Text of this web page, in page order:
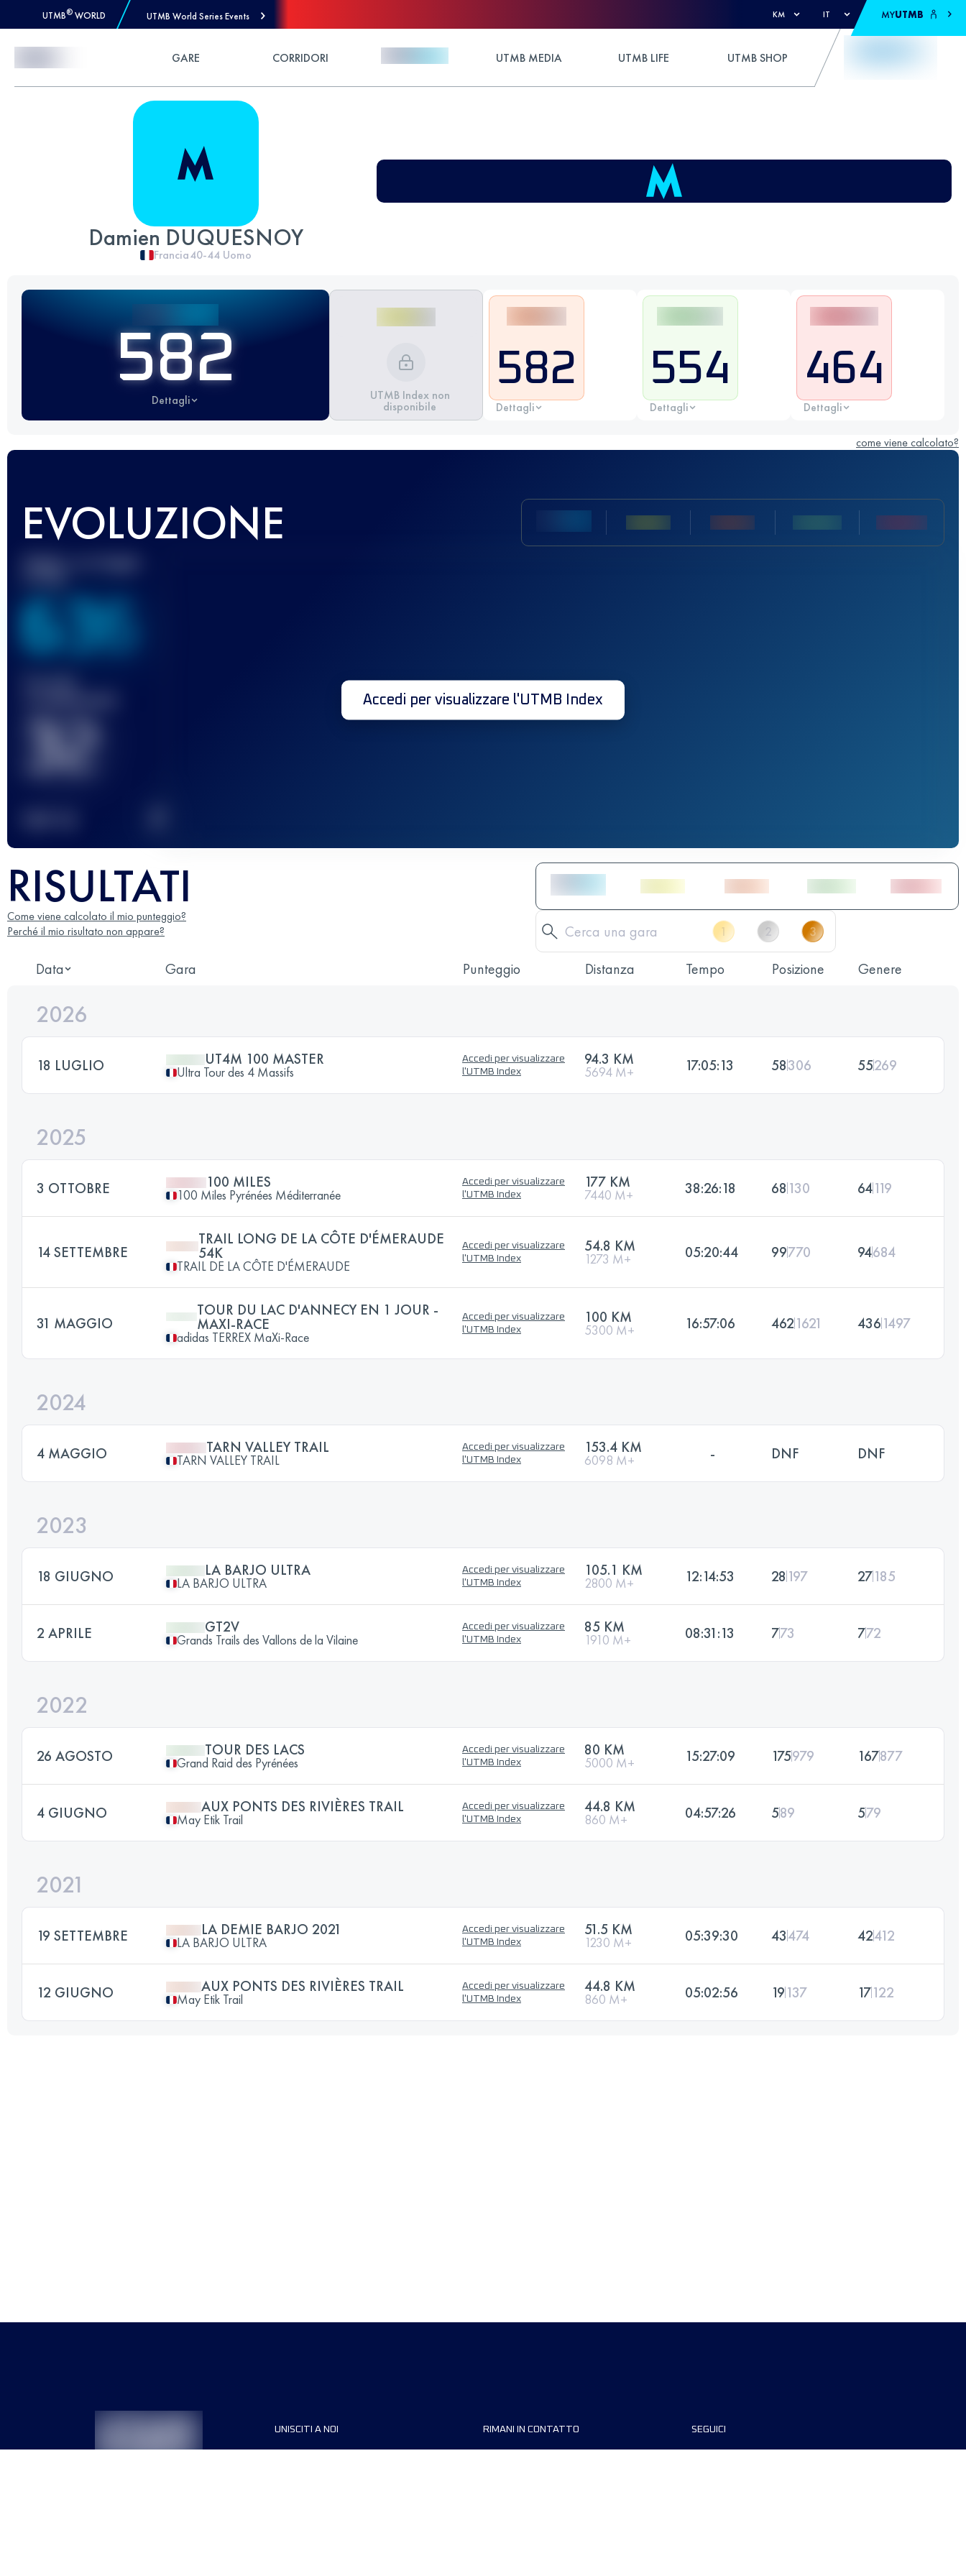
UTMB® WORLD UTMB World Series Events KM IT MYUTMB
GARE CORRIDORI UTMB MEDIA UTMB LIFE UTMB SHOP
Damien DUQUESNOY
Francia40-44 Uomo
582
Dettagli UTMB Index non
disponibile
582
Dettagli
554
Dettagli
464
Dettagli
come viene calcolato?
EVOLUZIONE
Miglior punteggio
636
Gara(e)
32
Accedi per visualizzare l'UTMB Index
RISULTATI
Come viene calcolato il mio punteggio?
Perché il mio risultato non appare?
Data Gara Punteggio Distanza Tempo Posizione Genere
2026
18 LUGLIO UT4M 100 MASTER
Ultra Tour des 4 Massifs
Accedi per visualizzare
l'UTMB Index
94.3 KM
5694 M+ 17:05:13 58306 55269
2025
3 OTTOBRE 100 MILES
100 Miles Pyrénées Méditerranée
Accedi per visualizzare
l'UTMB Index
177 KM
7440 M+ 38:26:18 68 130 64119
14 SETTEMBRE
TRAIL LONG DE LA CÔTE D'ÉMERAUDE
54K
TRAIL DE LA CÔTE D'ÉMERAUDE
Accedi per visualizzare
l'UTMB Index
54.8 KM
1273 M+ 05:20:44 99770 94684
31 MAGGIO
TOUR DU LAC D'ANNECY EN 1 JOUR -
MAXI-RACE
adidas TERREX MaXi-Race
Accedi per visualizzare
l'UTMB Index
100 KM
5300 M+ 16:57:06 4621621 4361497
2024
4 MAGGIO TARN VALLEY TRAIL
TARN VALLEY TRAIL
Accedi per visualizzare
l'UTMB Index
153.4 KM
6098 M+ - DNF DNF
2023
18 GIUGNO LA BARJO ULTRA
LA BARJO ULTRA
Accedi per visualizzare
l'UTMB Index
105.1 KM
2800 M+ 12:14:53 28 197 27185
2 APRILE GT2V
Grands Trails des Vallons de la Vilaine
Accedi per visualizzare
l'UTMB Index
85 KM
1910 M+ 08:31:13 773 772
2022
26 AGOSTO TOUR DES LACS
Grand Raid des Pyrénées
Accedi per visualizzare
l'UTMB Index
80 KM
5000 M+ 15:27:09 175979 167877
4 GIUGNO AUX PONTS DES RIVIÈRES TRAIL
May Etik Trail
Accedi per visualizzare
l'UTMB Index
44.8 KM
860 M+ 04:57:26 589 579
2021
19 SETTEMBRE LA DEMIE BARJO 2021
LA BARJO ULTRA
Accedi per visualizzare
l'UTMB Index
51.5 KM
1230 M+ 05:39:30 43474 42412
12 GIUGNO AUX PONTS DES RIVIÈRES TRAIL
May Etik Trail
Accedi per visualizzare
l'UTMB Index
44.8 KM
860 M+ 05:02:56 19137 17122
UNISCITI A NOI RIMANI IN CONTATTO SEGUICI